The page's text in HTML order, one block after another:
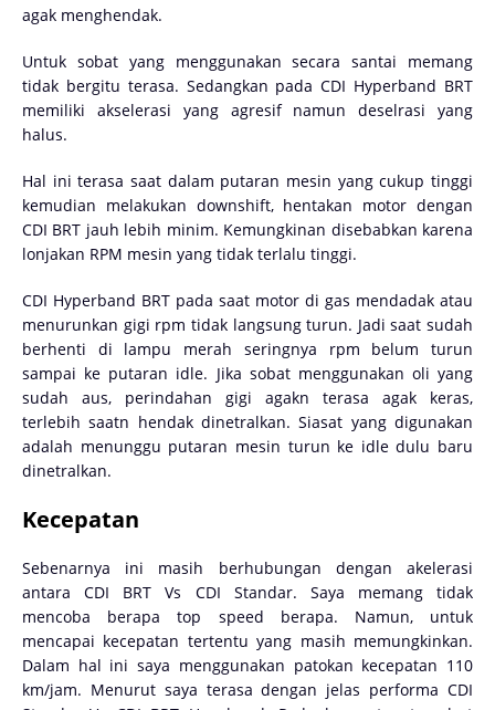
agak menghendak.
Untuk sobat yang menggunakan secara santai memang
tidak bergitu terasa. Sedangkan pada CDI Hyperband BRT
memiliki akselerasi yang agresif namun deselrasi yang
halus.
Hal ini terasa saat dalam putaran mesin yang cukup tinggi
kemudian melakukan downshift, hentakan motor dengan
CDI BRT jauh lebih minim. Kemungkinan disebabkan karena
lonjakan RPM mesin yang tidak terlalu tinggi.
CDI Hyperband BRT pada saat motor di gas mendadak atau
menurunkan gigi rpm tidak langsung turun. Jadi saat sudah
berhenti di lampu merah seringnya rpm belum turun
sampai ke putaran idle. Jika sobat menggunakan oli yang
sudah aus, perindahan gigi agakn terasa agak keras,
terlebih saatn hendak dinetralkan. Siasat yang digunakan
adalah menunggu putaran mesin turun ke idle dulu baru
dinetralkan.
Kecepatan
Sebenarnya ini masih berhubungan dengan akelerasi
antara CDI BRT Vs CDI Standar. Saya memang tidak
mencoba berapa top speed berapa. Namun, untuk
mencapai kecepatan tertentu yang masih memungkinkan.
Dalam hal ini saya menggunakan patokan kecepatan 110
km/jam. Menurut saya terasa dengan jelas performa CDI